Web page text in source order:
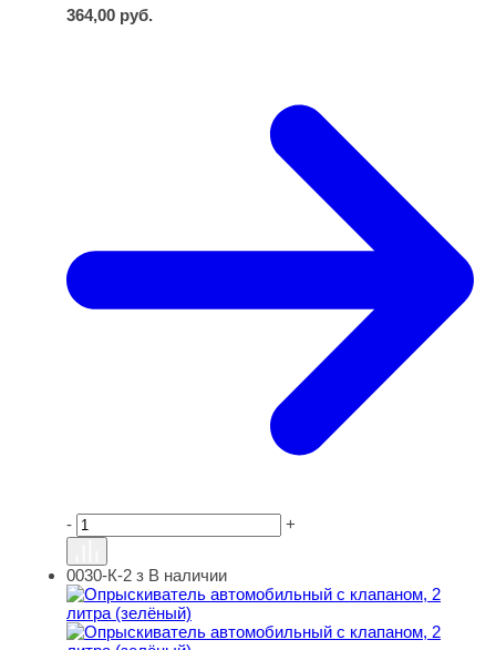
364,00 руб.
- +
Опрыскиватель автомобильный с клапаном, 2 литра
0030-К-2 з В наличии